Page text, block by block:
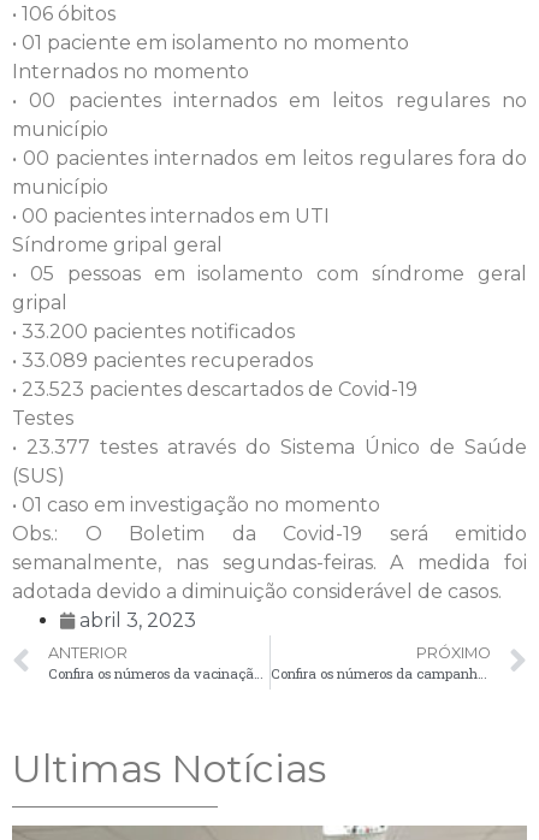
• 106 óbitos
• 01 paciente em isolamento no momento
Internados no momento
• 00 pacientes internados em leitos regulares no
município
• 00 pacientes internados em leitos regulares fora do
município
• 00 pacientes internados em UTI
Síndrome gripal geral
• 05 pessoas em isolamento com síndrome geral
gripal
• 33.200 pacientes notificados
• 33.089 pacientes recuperados
• 23.523 pacientes descartados de Covid-19
Testes
• 23.377 testes através do Sistema Único de Saúde
(SUS)
• 01 caso em investigação no momento
Obs.: O Boletim da Covid-19 será emitido
semanalmente, nas segundas-feiras. A medida foi
adotada devido a diminuição considerável de casos.
abril 3, 2023
ANTERIOR
PRÓXIMO
Ultimas Notícias